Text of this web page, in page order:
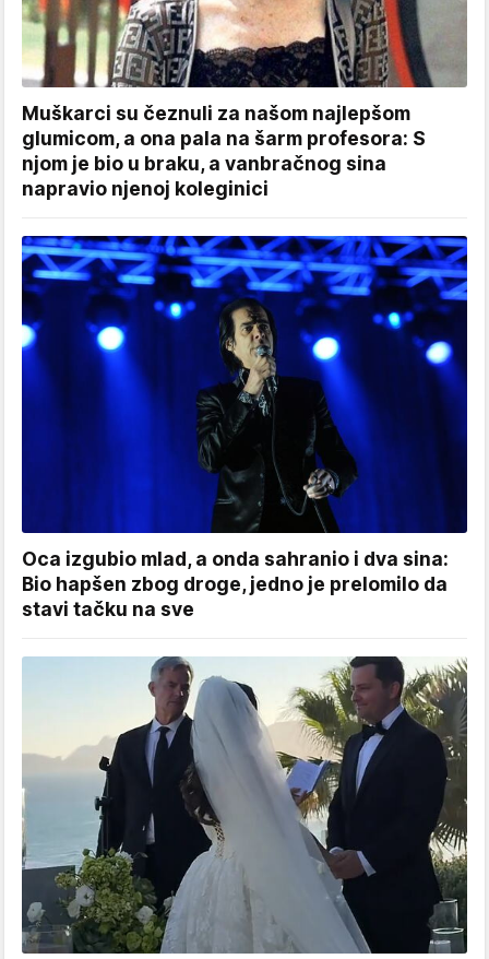
Muškarci su čeznuli za našom najlepšom
glumicom, a ona pala na šarm profesora: S
njom je bio u braku, a vanbračnog sina
napravio njenoj koleginici
Oca izgubio mlad, a onda sahranio i dva sina:
Bio hapšen zbog droge, jedno je prelomilo da
stavi tačku na sve